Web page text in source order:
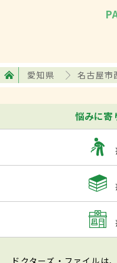
愛知県 名古屋市
悩みに寄